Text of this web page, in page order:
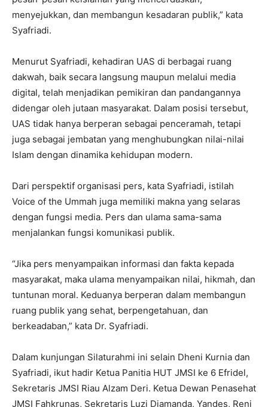
menyejukkan, dan membangun kesadaran publik,” kata
Syafriadi.
Menurut Syafriadi, kehadiran UAS di berbagai ruang
dakwah, baik secara langsung maupun melalui media
digital, telah menjadikan pemikiran dan pandangannya
didengar oleh jutaan masyarakat. Dalam posisi tersebut,
UAS tidak hanya berperan sebagai penceramah, tetapi
juga sebagai jembatan yang menghubungkan nilai-nilai
Islam dengan dinamika kehidupan modern.
Dari perspektif organisasi pers, kata Syafriadi, istilah
Voice of the Ummah juga memiliki makna yang selaras
dengan fungsi media. Pers dan ulama sama-sama
menjalankan fungsi komunikasi publik.
“Jika pers menyampaikan informasi dan fakta kepada
masyarakat, maka ulama menyampaikan nilai, hikmah, dan
tuntunan moral. Keduanya berperan dalam membangun
ruang publik yang sehat, berpengetahuan, dan
berkeadaban,” kata Dr. Syafriadi.
Dalam kunjungan Silaturahmi ini selain Dheni Kurnia dan
Syafriadi, ikut hadir Ketua Panitia HUT JMSI ke 6 Efridel,
Sekretaris JMSI Riau Alzam Deri. Ketua Dewan Penasehat
JMSI Fahkrunas, Sekretaris Luzi Diamanda, Yandes, Reni